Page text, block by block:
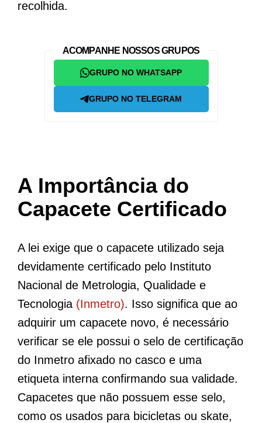
recolhida.
ACOMPANHE NOSSOS GRUPOS
GRUPO NO WHATSAPP
GRUPO NO TELEGRAM
A Importância do
Capacete Certificado
A lei exige que o capacete utilizado seja
devidamente certificado pelo Instituto
Nacional de Metrologia, Qualidade e
Tecnologia (Inmetro). Isso significa que ao
adquirir um capacete novo, é necessário
verificar se ele possui o selo de certificação
do Inmetro afixado no casco e uma
etiqueta interna confirmando sua validade.
Capacetes que não possuem esse selo,
como os usados para bicicletas ou skate,